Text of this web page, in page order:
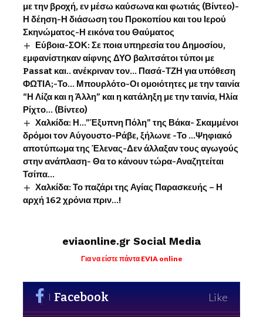
με την βροχή, εν μέσω καύσωνα και φωτιάς (Βίντεο)-
Η δέηση-Η διάσωση του Προκοπίου και του Ιερού
Σκηνώματος-Η εικόνα του Θαύματος
Εύβοια-ΣΟΚ: Σε ποια υπηρεσία του Δημοσίου,
εμφανίστηκαν αίφνης ΔΥΟ βαλιτσάτοι τύποι με
Passat και.. ανέκριναν τον… Πασά-ΤΖΗ για υπόθεση
ΦΩΤΙΑ;-Το… Μπουρλότο-Οι ομοιότητες με την ταινία
“Η Λίζα και η Άλλη” και η κατάληξη με την ταινία, Ηλία
Ρίχτο… (Βίντεο)
Χαλκίδα: Η…”Έξυπνη Πόλη” της Βάκα- Σκαμμένοι
δρόμοι τον Αύγουστο-Ράβε, ξήλωνε -Το …Ψηφιακό
αποτύπωμα της Έλενας-Δεν άλλαξαν τους αγωγούς
στην ανάπλαση- Θα το κάνουν τώρα-Αναζητείται
Τσίπα…
Χαλκίδα: Το παζάρι της Αγίας Παρασκευής – Η
αρχή 162 χρόνια πριν…!
eviaonline.gr Social Media
Για να είστε πάντα EVIA online
Facebook Like